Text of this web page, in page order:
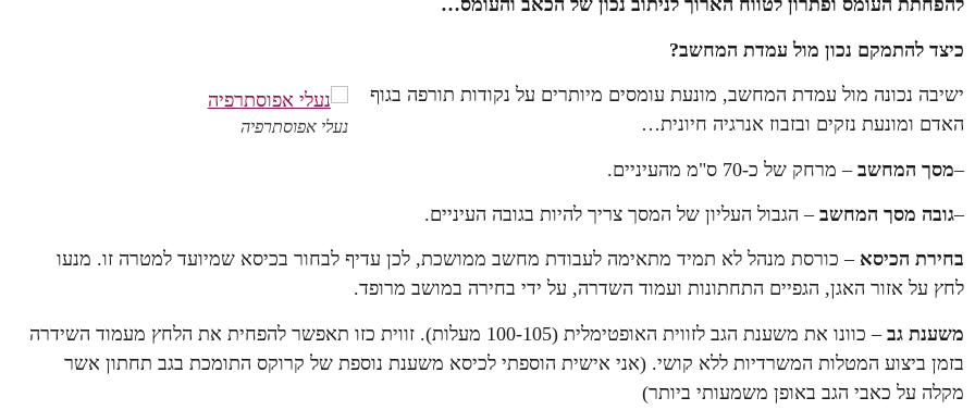
להפחתת העומס ופתרון לטווח הארוך לניתוב נכון של הכאב והעומס…
כיצד להתמקם נכון מול עמדת המחשב?
נעלי אפוסתרפיה
ישיבה נכונה מול עמדת המחשב, מונעת עומסים מיותרים על נקודות תורפה בגוף
האדם ומונעת נזקים ובזבוז אנרגיה חיונית…
–מסך המחשב – מרחק של כ-70 ס"מ מהעיניים.
–גובה מסך המחשב – הגבול העליון של המסך צריך להיות בגובה העיניים.
בחירת הכיסא – כורסת מנהל לא תמיד מתאימה לעבודת מחשב ממושכת, לכן עדיף לבחור בכיסא שמיועד למטרה זו. מנעו
לחץ על אזור האגן, הגפיים התחתונות ועמוד השדרה, על ידי בחירה במושב מרופד.
משענת גב
– כוונו את משענת הגב לזווית האופטימלית (100-105 מעלות). זווית כזו תאפשר להפחית את הלחץ מעמוד השידרה
בזמן ביצוע המטלות המשרדיות ללא קושי. (אני אישית הוספתי לכיסא משענת נוספת של קרוקס התומכת בגב תחתון אשר
מקלה על כאבי הגב באופן משמעותי ביותר)